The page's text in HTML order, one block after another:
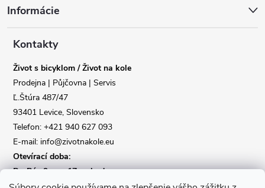
pInformácie
Kontakty
Život s bicyklom / Život na kole
Prodejna | Půjčovna | Servis
Ľ.Štúra 487/47
93401 Levice, Slovensko
Telefon: +421 940 627 093
E-mail: info@zivotnakole.eu
Otevírací doba:
Po-Pá : 9,oo - 17,oo hod
Reklamace